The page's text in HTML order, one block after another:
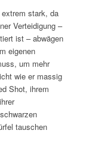
stark, da
Verteidigung –
ist – abwägen
eigenen
um mehr
wie er massig
Shot, ihrem
tauschen